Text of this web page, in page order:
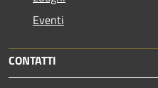
Eventi
CONTATTI